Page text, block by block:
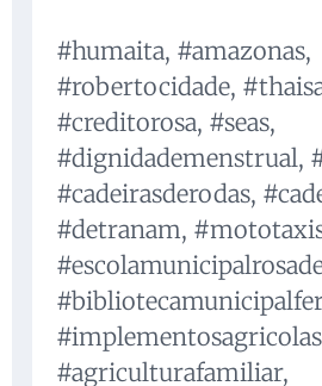
#humaita, #amazonas,
#robertocidade,
#creditorosa, #seas,
#dignidademenstrual,
#cadeirasderodas,
#detranam,
#agriculturafamiliar,